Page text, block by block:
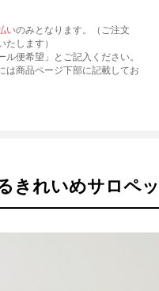
いのみとなります。（ご注文
します）
便希望」とご記入ください。
は商品ページ下部に記載してお
きれいめサロペ